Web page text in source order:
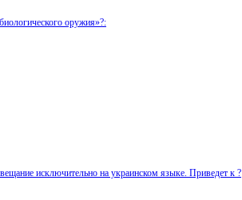
оружия»?:
исключительно на украинском языке. Приведет к ?